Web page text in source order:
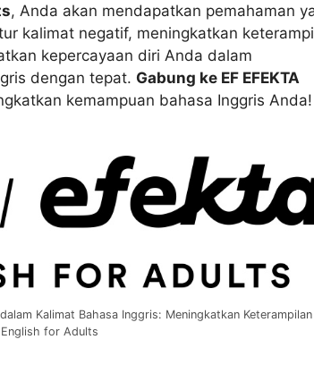
, Anda akan mendapatkan pemahaman
kalimat negatif, meningkatkan
kepercayaan diri Anda dalam
dengan tepat. Gabung ke EF EFEKTA
kemampuan bahasa Inggris Anda!
Kalimat Bahasa Inggris: Meningkatkan Keterampilan
English for Adults